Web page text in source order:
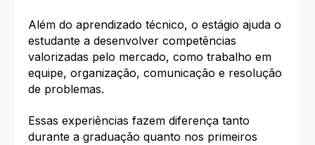
Além do aprendizado técnico, o estágio ajuda o
estudante a desenvolver competências
valorizadas pelo mercado, como trabalho em
equipe, organização, comunicação e resolução
de problemas.
Essas experiências fazem diferença tanto
durante a graduação quanto nos primeiros